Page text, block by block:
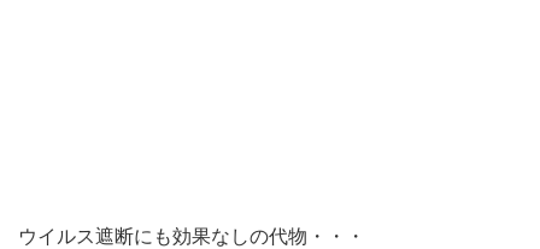
ウイルス遮断にも効果なしの代物・・・